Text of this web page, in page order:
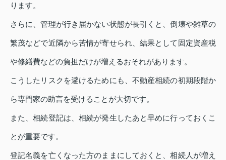
ります。
さらに、管理が行き届かない状態が長引くと、倒壊や雑草の
繁茂などで近隣から苦情が寄せられ、結果として固定資産税
や修繕費などの負担だけが増えるおそれがあります。
こうしたリスクを避けるためにも、不動産相続の初期段階か
ら専門家の助言を受けることが大切です。
また、相続登記は、相続が発生したあと早めに行っておくこ
とが重要です。
登記名義を亡くなった方のままにしておくと、相続人が増え